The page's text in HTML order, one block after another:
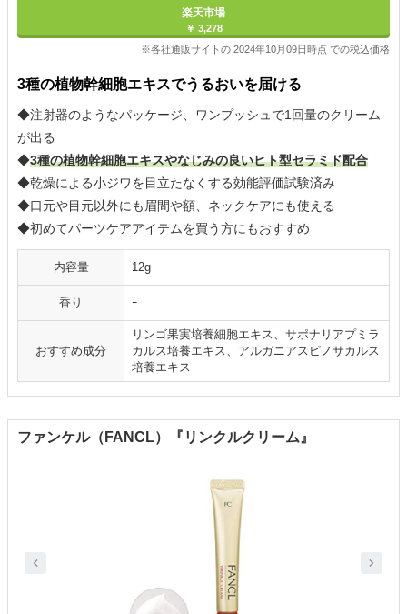
楽天市場
￥ 3,278
※各社通販サイトの 2024年10月09日時点 での税込価格
3種の植物幹細胞エキスでうるおいを届ける
◆注射器のようなパッケージ、ワンプッシュで1回量のクリーム
が出る
◆3種の植物幹細胞エキスやなじみの良いヒト型セラミド配合
◆乾燥による小ジワを目立たなくする効能評価試験済み
◆口元や目元以外にも眉間や額、ネックケアにも使える
◆初めてパーツケアアイテムを買う方にもおすすめ
内容量 12g
香り ｰ
おすすめ成分
リンゴ果実培養細胞エキス、サポナリアプミラ
カルス培養エキス、アルガニアスピノサカルス
培養エキス
ファンケル（FANCL）『リンクルクリーム』